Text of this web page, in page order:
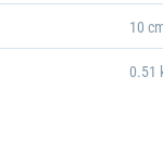
10
0.51